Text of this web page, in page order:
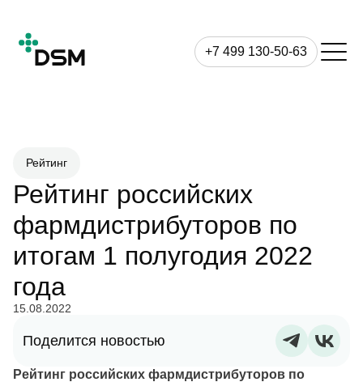
+7 499 130-50-63
Рейтинг
Рейтинг российских
фармдистрибуторов по
итогам 1 полугодия 2022
года
15.08.2022
Поделится новостью
Рейтинг российских фармдистрибуторов по